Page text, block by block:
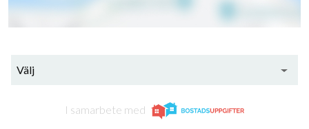
50
Välj
I samarbete med